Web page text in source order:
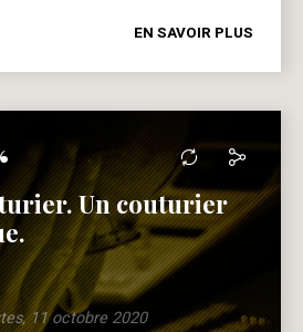
EN SAVOIR PLUS
Un couturier
11 octobre 2020